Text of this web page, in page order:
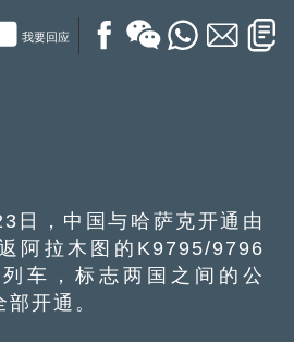
我要回应
，中国与哈萨克开通由
阿拉木图的K9795/9796
车，标志两国之间的公
开通。